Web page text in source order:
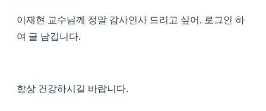
이재현 교수님께 정말 감사인사 드리고 싶어, 로그인 하
여 글 남깁니다.
항상 건강하시길 바랍니다.